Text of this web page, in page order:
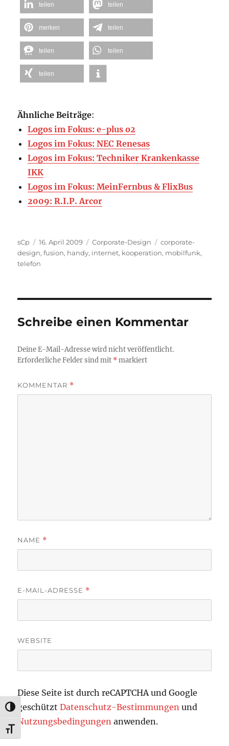
UMSCHALTEN AUF HOHE KONTRASTE
SCHRIFT VERGRÖSSERN
teilen teilen
merken teilen
teilen teilen
teilen
Ähnliche Beiträge:
Logos im Fokus: e-plus o2
Logos im Fokus: NEC Renesas
Logos im Fokus: Techniker Krankenkasse
IKK
Logos im Fokus: MeinFernbus & FlixBus
2009: R.I.P. Arcor
Autor
sCp
Veröffentlicht
am
16. April 2009 Kategorien
Corporate-Design Schlagwörter
corporate-
design,fusion, handy, internet, kooperation, mobilfunk,
telefon
Schreibe einen Kommentar
Deine E-Mail-Adresse wird nicht veröffentlicht.
Erforderliche Felder sind mit *markiert
KOMMENTAR *
NAME *
E-MAIL-ADRESSE *
WEBSITE
Diese Seite ist durch reCAPTCHA und Google
geschütztDatenschutz-Bestimmungen und
Nutzungsbedingungen anwenden.